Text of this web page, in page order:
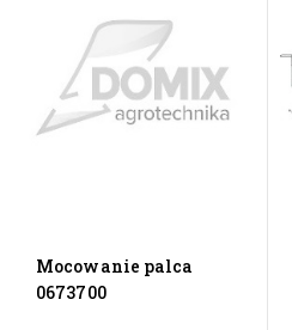
Mocowanie palca
0673700